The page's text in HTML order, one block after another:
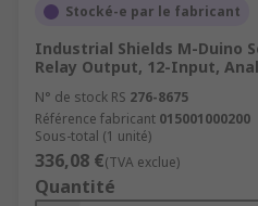
Stocké-e par le fabricant
Industrial Shields M-Duino
Relay Output, 12-Input,
N° de stock RS 276-8675
Référence fabricant 015001000200
Sous-total (1 unité)
336,08 €(TVA exclue)
Quantité